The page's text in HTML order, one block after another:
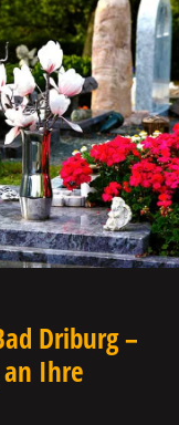
Driburg –
Ihre